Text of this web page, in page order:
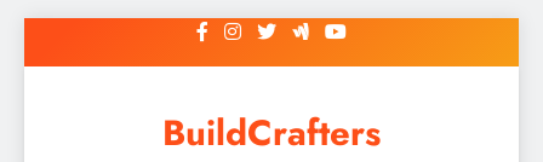
к
BuildCrafters